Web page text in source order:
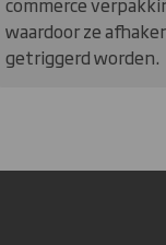
waardoor ze
getriggerd worden.